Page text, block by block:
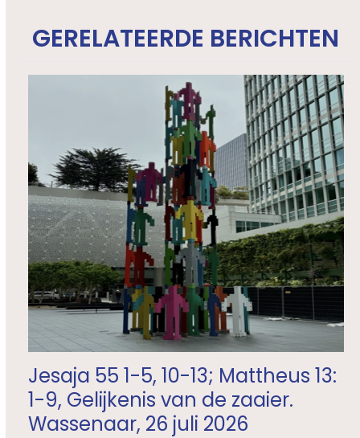
GERELATEERDE BERICHTEN
Jesaja 55 1-5, 10-13; Mattheus 13:
1-9, Gelijkenis van de zaaier.
Wassenaar, 26 juli 2026